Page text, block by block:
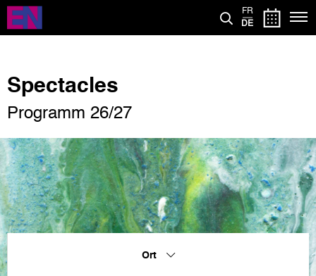
Direkt
zum
Inhalt
FR
DE
Spectacles
Programm 26/27
Ort